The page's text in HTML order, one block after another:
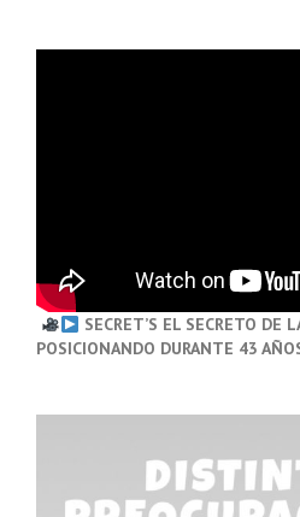
SECRET’S EL SECRETO DE
POSICIONANDO DURANTE 43